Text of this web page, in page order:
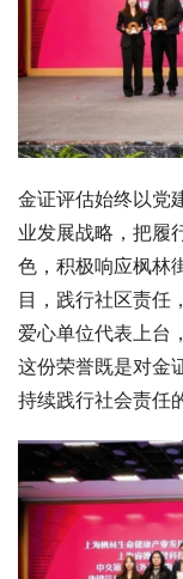
金证评估始终以党
业发展战略，把履
色，积极响应枫林
目，践行社区责任
爱心单位代表上台
这份荣誉既是对金
持续践行社会责任